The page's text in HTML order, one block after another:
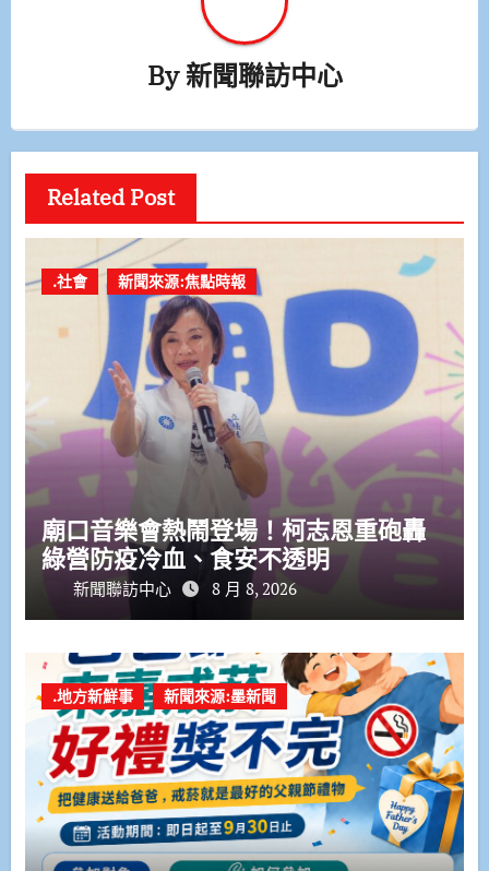
By新聞聯訪中心
Related Post
.社會 新聞來源:焦點時報
廟口音樂會熱鬧登場！柯志恩重砲轟
綠營防疫冷血、食安不透明
新聞聯訪中心 8 月 8, 2026
.地方新鮮事 新聞來源:墨新聞